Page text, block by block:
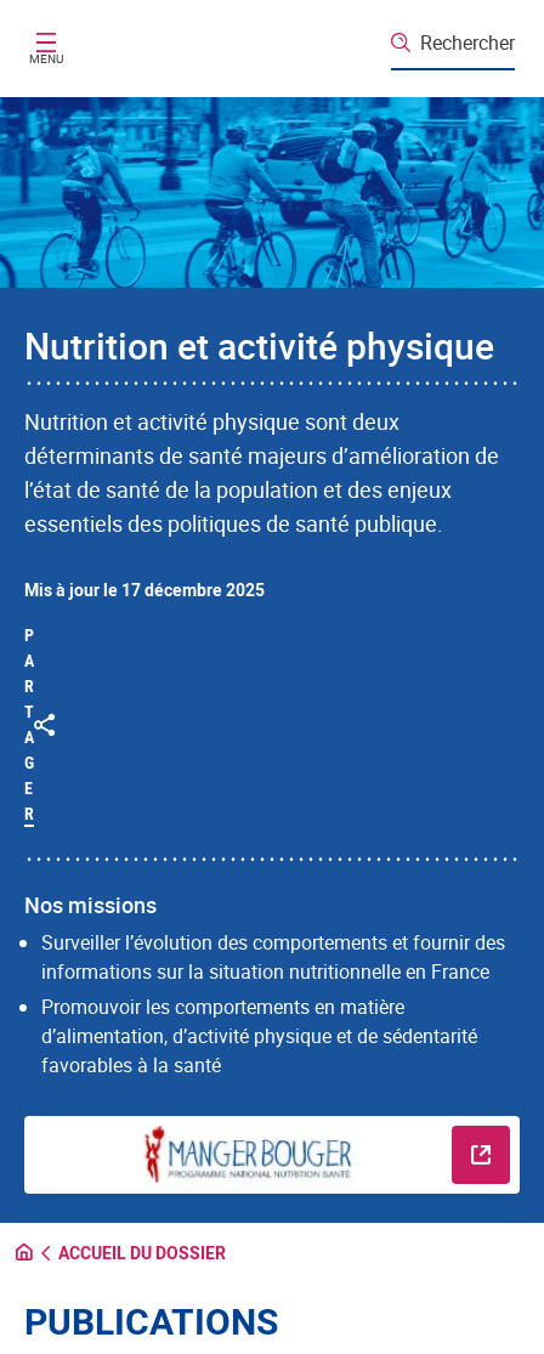
MENU
Rechercher
Nutrition et activité physique
Nutrition et activité physique sont deux
déterminants de santé majeurs d’amélioration de
l’état de santé de la population et des enjeux
essentiels des politiques de santé publique.
Mis à jour le 17 décembre 2025
P
A
R
T
A
G
E
R
Nos missions
Surveiller l’évolution des comportements et fournir des
informations sur la situation nutritionnelle en France
Promouvoir les comportements en matière
d’alimentation, d’activité physique et de sédentarité
favorables à la santé
En
ACCUEIL DU DOSSIER
PUBLICATIONS